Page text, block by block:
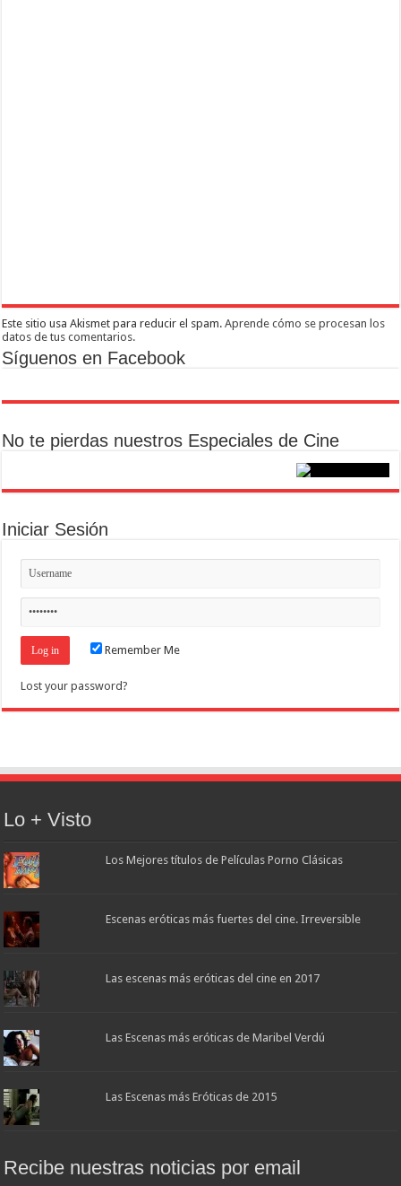
Este sitio usa Akismet para reducir el spam.Aprende cómo se procesan los
datos de tus comentarios.
Síguenos en Facebook
No te pierdas nuestros Especiales de Cine
Iniciar Sesión
Remember Me
Lost your password?
Lo + Visto
Los Mejores títulos de Películas Porno Clásicas
Escenas eróticas más fuertes del cine. Irreversible
Las escenas más eróticas del cine en 2017
Las Escenas más eróticas de Maribel Verdú
Las Escenas más Eróticas de 2015
Recibe nuestras noticias por email